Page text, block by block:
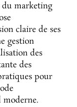
du marketing
claire de ses
gestion
des
des
pour